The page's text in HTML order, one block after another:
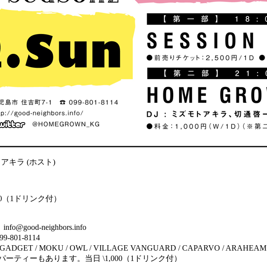
キラ (ホスト)
1ドリンク付）
neighbors.info
801-8114
/ MOKU / OWL / VILLAGE VANGUARD / CAPARVO / ARAHEAM
ティーもあります。当日 \1,000（1ドリンク付）